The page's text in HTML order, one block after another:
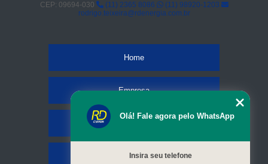
CEP: 09694-030
(11) 2365 8086
(11) 98920-1203
rodrigo.teixeira@rdenergia.com.br
Home
Empresa
Serviços
Olá! Fale agora pelo WhatsApp
Insira seu telefone